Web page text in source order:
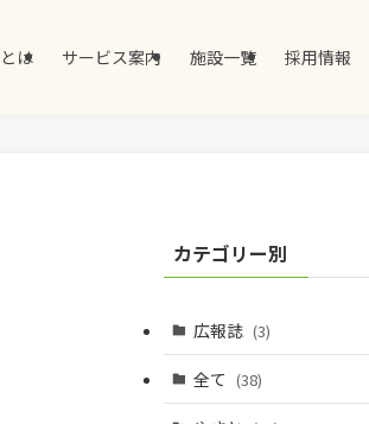
は サービス案内 施設一覧 採用情報
カテゴリー別
広報誌 (3)
全て (38)